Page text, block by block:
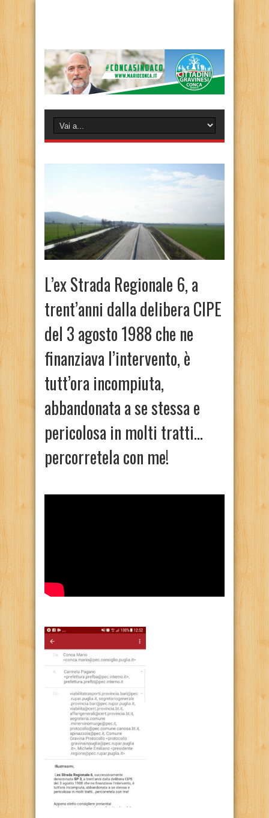
L’ex Strada Regionale 6, a
trent’anni dalla delibera CIPE
del 3 agosto 1988 che ne
finanziava l’intervento, è
tutt’ora incompiuta,
abbandonata a se stessa e
pericolosa in molti tratti…
percorretela con me!